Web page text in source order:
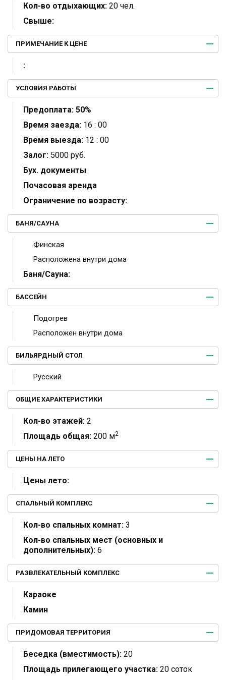
Кол-во отдыхающих: 20 чел.
Свыше:
ПРИМЕЧАНИЕ К ЦЕНЕ
:
УСЛОВИЯ РАБОТЫ
Предоплата: 50%
Время заезда: 16 : 00
Время выезда: 12 : 00
Залог: 5000 руб.
Бух. документы
Почасовая аренда
Ограничение по возрасту:
БАНЯ/САУНА
Финская
Расположена внутри дома
Баня/Сауна:
БАССЕЙН
Подогрев
Расположен внутри дома
БИЛЬЯРДНЫЙ СТОЛ
Русский
ОБЩИЕ ХАРАКТЕРИСТИКИ
Кол-во этажей: 2
Площадь общая: 200 м2
ЦЕНЫ НА ЛЕТО
Цены лето:
СПАЛЬНЫЙ КОМПЛЕКС
Кол-во спальных комнат: 3
Кол-во спальных мест (основных и
дополнительных): 6
РАЗВЛЕКАТЕЛЬНЫЙ КОМПЛЕКС
Караоке
Камин
ПРИДОМОВАЯ ТЕРРИТОРИЯ
Беседка (вместимость): 20
Площадь прилегающего участка: 20 соток